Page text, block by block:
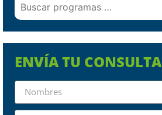
ENVÍA TU CONSULTA